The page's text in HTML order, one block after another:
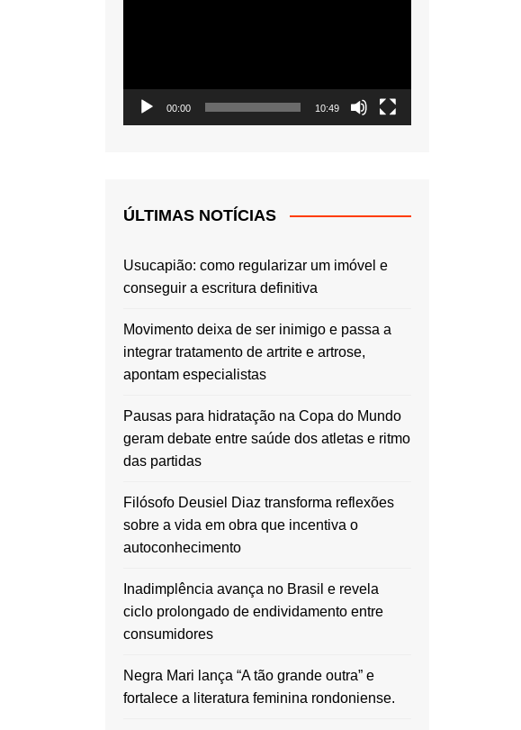
00:00 10:49
ÚLTIMAS NOTÍCIAS
Usucapião: como regularizar um imóvel e
conseguir a escritura definitiva
Movimento deixa de ser inimigo e passa a
integrar tratamento de artrite e artrose,
apontam especialistas
Pausas para hidratação na Copa do Mundo
geram debate entre saúde dos atletas e ritmo
das partidas
Filósofo Deusiel Diaz transforma reflexões
sobre a vida em obra que incentiva o
autoconhecimento
Inadimplência avança no Brasil e revela
ciclo prolongado de endividamento entre
consumidores
Negra Mari lança “A tão grande outra” e
fortalece a literatura feminina rondoniense.